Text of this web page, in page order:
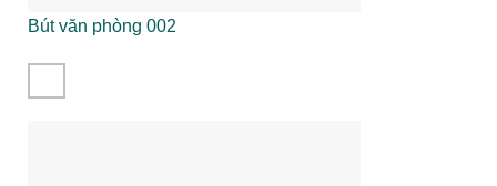
Bút văn phòng 002